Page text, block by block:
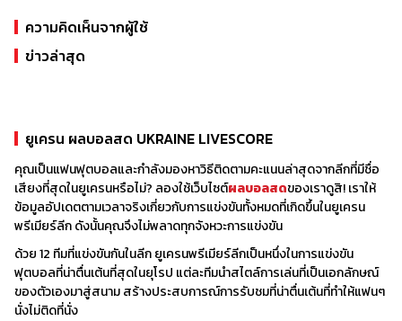
Mariupol
Inhulets Petrove
Vorskla Poltava
ยูเครนพรีเมียร์ลีกเป็นการแข่งขันที่ตื่นเต้นและดุเดือด
ทีมจะพบกับทีมอื่นสองครั้ง หนึ่งครั้งในบ้านและอีกครั้งหนึ่งเป็นทีม
เยือน เมื่อสิ้นสุดฤดูกาล ทีมที่มีคะแนนมากที่สุดจะเป็นแชมป์ลีก
หากสองทีมขึ้นไปมีแต้มเท่ากัน ไทเบรกจะเป็นดังนี้:
อันดับสูงกว่า
เพื่อตัดสินอันดับสุดท้าย
สองทีมอันดับท้ายสุดในลีกจะตกชั้นโดยอัตโนมัติไปยังยูเครนเฟิร์
สลีก ในขณะที่ทีมที่จบอันดับที่ 11 จะลงเล่นเพลย์ออฟสองนัดกับทีม
ที่จบอันดับที่สามในยูเครนเฟิร์สลีก ผู้ชนะในรอบรองชนะเลิศจะได้
รับตำแหน่งในยูเครนพรีเมียร์ลีกในฤดูกาลถัดไป
ความคิดเห็นจากผู้ใช้
ข่าวล่าสุด
ยูเครน ผลบอลสด UKRAINE LIVESCORE
คุณเป็นแฟนฟุตบอลและกำลังมองหาวิธีติดตามคะแนนล่าสุดจากลีกที่มีชื่อ
เสียงที่สุดในยูเครนหรือไม่? ลองใช้เว็บไซต์ผลบอลสดของเราดูสิ! เราให้
ข้อมูลอัปเดตตามเวลาจริงเกี่ยวกับการแข่งขันทั้งหมดที่เกิดขึ้นในยูเครน
พรีเมียร์ลีก ดังนั้นคุณจึงไม่พลาดทุกจังหวะการแข่งขัน
ด้วย 12 ทีมที่แข่งขันกันในลีก ยูเครนพรีเมียร์ลีกเป็นหนึ่งในการแข่งขัน
ฟุตบอลที่น่าตื่นเต้นที่สุดในยุโรป แต่ละทีมนำสไตล์การเล่นที่เป็นเอกลักษณ์
ของตัวเองมาสู่สนาม สร้างประสบการณ์การรับชมที่น่าตื่นเต้นที่ทำให้แฟนๆ
นั่งไม่ติดที่นั่ง